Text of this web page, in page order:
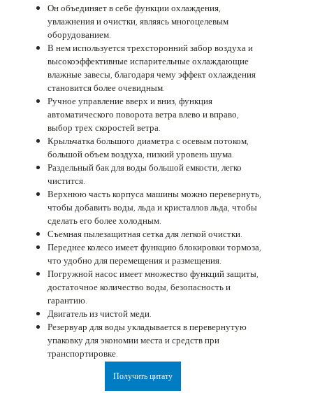
Он объединяет в себе функции охлаждения,
увлажнения и очистки, являясь многоцелевым
оборудованием.
В нем используется трехсторонний забор воздуха и
высокоэффективные испарительные охлаждающие
влажные завесы, благодаря чему эффект охлаждения
становится более очевидным.
Ручное управление вверх и вниз, функция
автоматического поворота ветра влево и вправо,
выбор трех скоростей ветра.
Крыльчатка большого диаметра с осевым потоком,
большой объем воздуха, низкий уровень шума.
Раздельный бак для воды большой емкости, легко
чистится.
Верхнюю часть корпуса машины можно перевернуть,
чтобы добавить воды, льда и кристаллов льда, чтобы
сделать его более холодным.
Съемная пылезащитная сетка для легкой очистки.
Переднее колесо имеет функцию блокировки тормоза,
что удобно для перемещения и размещения.
Погружной насос имеет множество функций защиты,
достаточное количество воды, безопасность и
гарантию.
Двигатель из чистой меди.
Резервуар для воды укладывается в перевернутую
упаковку для экономии места и средств при
транспортировке.
Получить цитату